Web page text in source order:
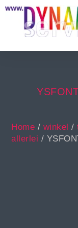
Home / winkel /
allerlei /